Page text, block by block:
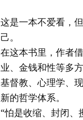
这是一本不爱看，
己。
在这本书里，作者
业、金钱和性等多
基督教、心理学、
新的哲学体系。
“怕是收缩、封闭